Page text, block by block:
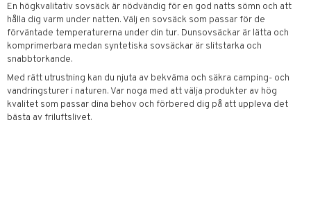
En högkvalitativ sovsäck är nödvändig för en god natts sömn och att
hålla dig varm under natten. Välj en sovsäck som passar för de
förväntade temperaturerna under din tur. Dunsovsäckar är lätta och
komprimerbara medan syntetiska sovsäckar är slitstarka och
snabbtorkande.
Med rätt utrustning kan du njuta av bekväma och säkra camping- och
vandringsturer i naturen. Var noga med att välja produkter av hög
kvalitet som passar dina behov och förbered dig på att uppleva det
bästa av friluftslivet.